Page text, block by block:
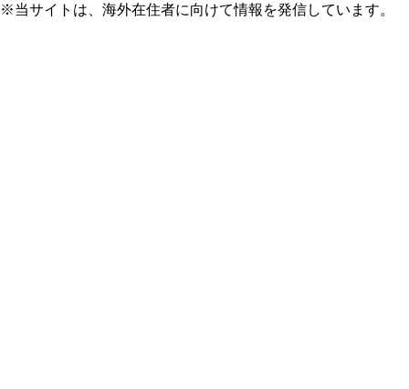
※当サイトは、海外在住者に向けて情報を発信しています。